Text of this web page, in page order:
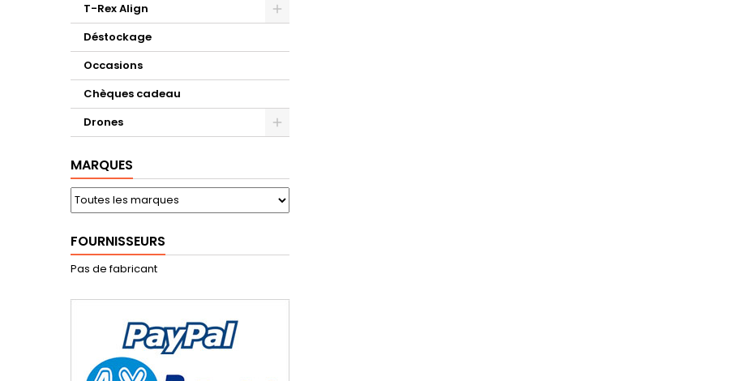
T-Rex Align
Déstockage
Occasions
Chèques cadeau
Drones
MARQUES
FOURNISSEURS
Pas de fabricant